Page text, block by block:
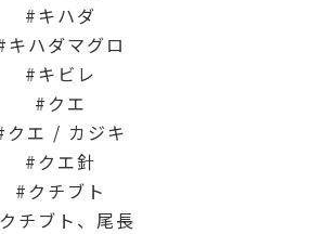
キハダ
キハダマグロ
キビレ
クエ
クエ / カジキ
クエ針
クチブト
クチブト、尾長